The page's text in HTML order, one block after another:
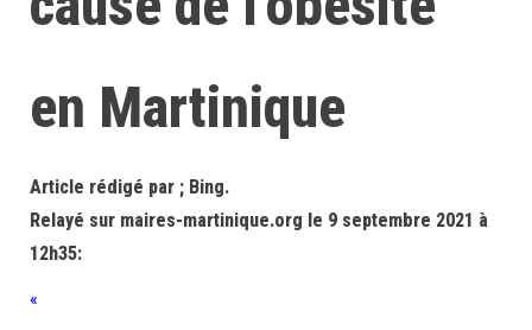
en Martinique
Article rédigé par ; Bing.
Relayé sur maires-martinique.org le 9 septembre 2021 à
12h35:
«